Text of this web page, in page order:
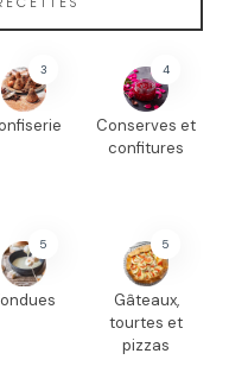
3 4
Conserves et
confitures
5 5
Gâteaux,
tourtes et
pizzas